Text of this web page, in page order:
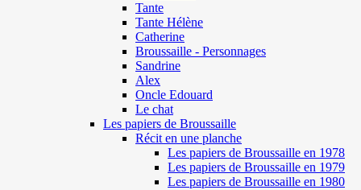
Tante
Tante Hélène
Catherine
Broussaille - Personnages
Sandrine
Alex
Oncle Edouard
Le chat
Les papiers de Broussaille
Récit en une planche
Les papiers de Broussaille en 1978
Les papiers de Broussaille en 1979
Les papiers de Broussaille en 1980